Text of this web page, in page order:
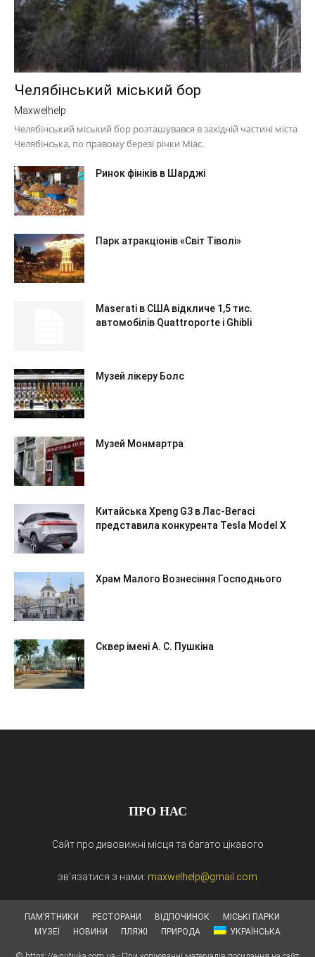
Челябінський міський бор
Maxwelhelp
Челябінський міський бор розташувався в західній частині міста
Челябінська, по правому березі річки Міас.
Ринок фініків в Шарджі
Парк атракціонів «Світ Тіволі»
Maserati в США відкличе 1,5 тис.
автомобілів Quattroporte і Ghibli
Музей лікеру Болс
Музей Монмартра
Китайська Xpeng G3 в Лас-Вегасі
представила конкурента Tesla Model X
Храм Малого Вознесіння Господнього
Сквер імені А. С. Пушкіна
ПРО НАС
Сайт про дивовижні місця та багато цікавого
зв'язатися з нами: maxwelhelp@gmail.com
ПАМ’ЯТНИКИ РЕСТОРАНИ ВІДПОЧИНОК
МІСЬКІ ПАРКИ
МУЗЕЇ
НОВИНИ ПЛЯЖІ ПРИРОДА УКРАЇНСЬКА